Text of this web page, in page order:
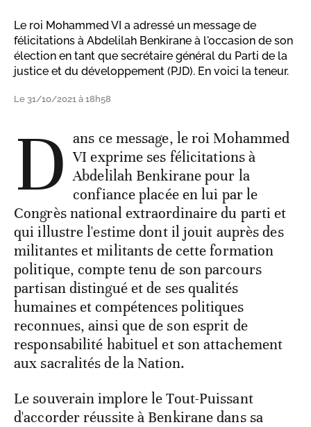
Le roi Mohammed VI a adressé un message de
félicitations à Abdelilah Benkirane à l'occasion de son
élection en tant que secrétaire général du Parti de la
justice et du développement (PJD). En voici la teneur.
Le 31/10/2021 à 18h58
D ans ce message, le roi Mohammed
VI exprime ses félicitations à
Abdelilah Benkirane pour la
confiance placée en lui par le
Congrès national extraordinaire du parti et
qui illustre l'estime dont il jouit auprès des
militantes et militants de cette formation
politique, compte tenu de son parcours
partisan distingué et de ses qualités
humaines et compétences politiques
reconnues, ainsi que de son esprit de
responsabilité habituel et son attachement
aux sacralités de la Nation.
Le souverain implore le Tout-Puissant
d'accorder réussite à Benkirane dans sa